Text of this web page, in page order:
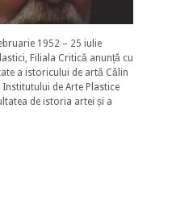
1952 – 25 iulie
Filiala Critică anunță cu
a istoricului de artă Călin
de Arte Plastice
de istoria artei și a